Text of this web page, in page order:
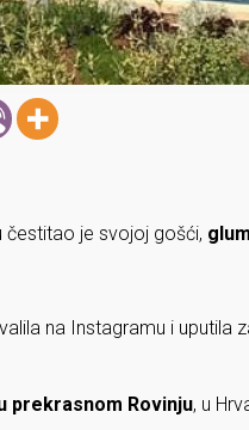
čestitao je svojoj gošći,
na Instagramu i uputila
prekrasnom Rovinju, u